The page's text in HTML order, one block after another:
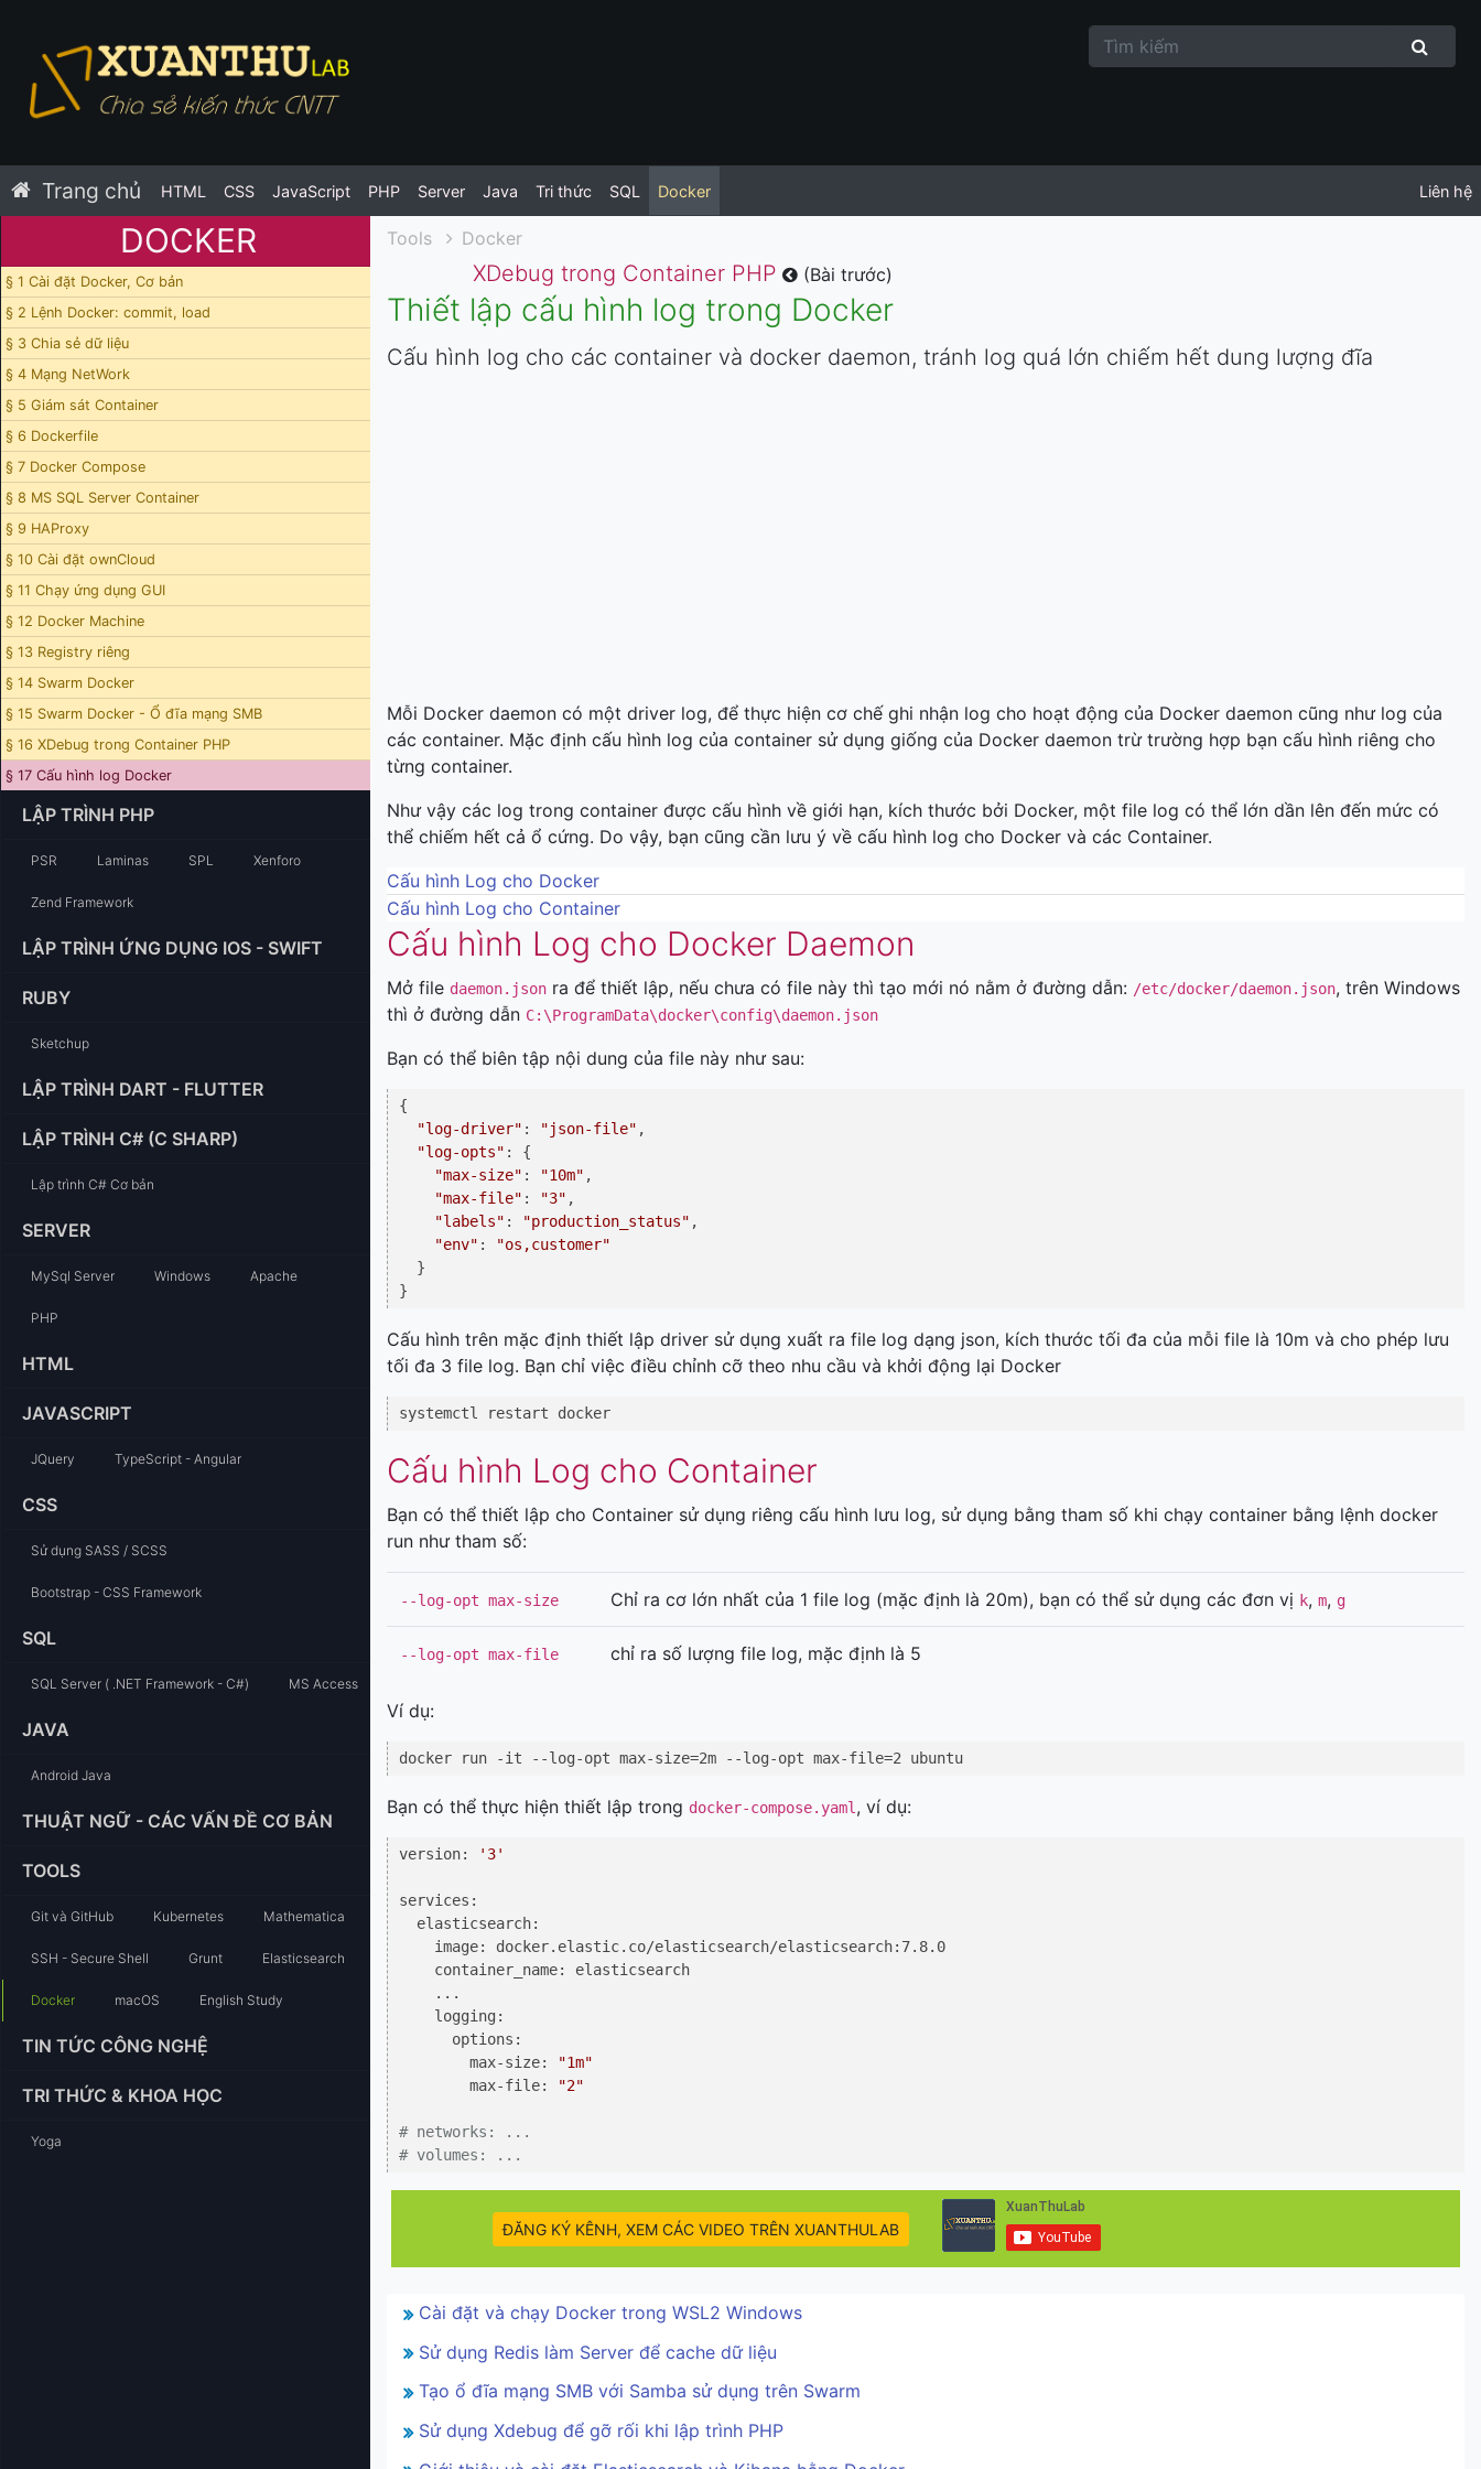
Trang chủ HTML CSS JavaScript PHP Server Java Tri thức SQL Docker Liên hệ
DOCKER
§ 1 Cài đặt Docker, Cơ bản
§ 2 Lệnh Docker: commit, load
§ 3 Chia sẻ dữ liệu
§ 4 Mạng NetWork
§ 5 Giám sát Container
§ 6 Dockerfile
§ 7 Docker Compose
§ 8 MS SQL Server Container
§ 9 HAProxy
§ 10 Cài đặt ownCloud
§ 11 Chạy ứng dụng GUI
§ 12 Docker Machine
§ 13 Registry riêng
§ 14 Swarm Docker
§ 15 Swarm Docker - Ổ đĩa mạng SMB
§ 16 XDebug trong Container PHP
§ 17 Cấu hình log Docker
LẬP TRÌNH PHP
PSR Laminas SPL Xenforo
Zend Framework
LẬP TRÌNH ỨNG DỤNG IOS - SWIFT
RUBY
Sketchup
LẬP TRÌNH DART - FLUTTER
LẬP TRÌNH C# (C SHARP)
Lập trình C# Cơ bản
SERVER
MySql Server Windows Apache
PHP
HTML
JAVASCRIPT
JQuery TypeScript - Angular
CSS
Sử dụng SASS / SCSS
Bootstrap - CSS Framework
SQL
SQL Server ( .NET Framework - C#) MS Access
JAVA
Android Java
THUẬT NGỮ - CÁC VẤN ĐỀ CƠ BẢN
TOOLS
Git và GitHub Kubernetes Mathematica
SSH - Secure Shell Grunt Elasticsearch
Docker macOS English Study
TIN TỨC CÔNG NGHỆ
TRI THỨC & KHOA HỌC
Yoga
Tools Docker
XDebug trong Container PHP (Bài trước)
Thiết lập cấu hình log trong Docker
Cấu hình log cho các container và docker daemon, tránh log quá lớn chiếm hết dung lượng đĩa
Mỗi Docker daemon có một driver log, để thực hiện cơ chế ghi nhận log cho hoạt động của Docker daemon cũng như log của
các container. Mặc định cấu hình log của container sử dụng giống của Docker daemon trừ trường hợp bạn cấu hình riêng cho
từng container.
Như vậy các log trong container được cấu hình về giới hạn, kích thước bởi Docker, một file log có thể lớn dần lên đến mức có
thể chiếm hết cả ổ cứng. Do vậy, bạn cũng cần lưu ý về cấu hình log cho Docker và các Container.
Cấu hình Log cho Docker
Cấu hình Log cho Container
Cấu hình Log cho Docker Daemon
Mở file daemon.json ra để thiết lập, nếu chưa có file này thì tạo mới nó nằm ở đường dẫn: /etc/docker/daemon.json, trên Windows
thì ở đường dẫn C:\ProgramData\docker\config\daemon.json
Bạn có thể biên tập nội dung của file này như sau:
{
"log-driver" : "json-file" ,
"log-opts" : {
"max-size" : "10m" ,
"max-file" : "3" ,
"labels" : "production_status" ,
"env" :
"os,customer"
  }
Cấu hình trên mặc định thiết lập driver sử dụng xuất ra file log dạng json, kích thước tối đa của mỗi file là 10m và cho phép lưu
tối đa 3 file log. Bạn chỉ việc điều chỉnh cỡ theo nhu cầu và khởi động lại Docker
systemctl restart docker
Cấu hình Log cho Container
Bạn có thể thiết lập cho Container sử dụng riêng cấu hình lưu log, sử dụng bằng tham số khi chạy container bằng lệnh docker
run như tham số:
--log-opt max-size Chỉ ra cơ lớn nhất của 1 file log (mặc định là 20m), bạn có thể sử dụng các đơn vị k, m, g
--log-opt max-file chỉ ra số lượng file log, mặc định là 5
Ví dụ:
docker run -it --log-opt max-size=2m --log-opt max-file=2 ubuntu
Bạn có thể thực hiện thiết lập trong docker-compose.yaml , ví dụ:
version: '3'
services:
  elasticsearch:
    image: docker.elastic.co/elasticsearch/elasticsearch:7.8.0
    container_name: elasticsearch
    ...
    logging:
      options:
        max-size:
"1m"
        max-file:
"2"
# networks: ...
# volumes: ...
ĐĂNG KÝ KÊNH, XEM CÁC VIDEO TRÊN XUANTHULAB
Cài đặt và chạy Docker trong WSL2 Windows
Sử dụng Redis làm Server để cache dữ liệu
Tạo ổ đĩa mạng SMB với Samba sử dụng trên Swarm
Sử dụng Xdebug để gỡ rối khi lập trình PHP